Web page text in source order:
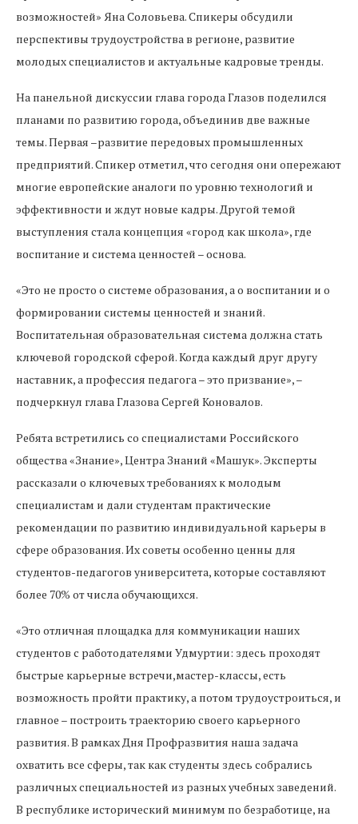
возможностей» Яна Соловьева. Спикеры обсудили
перспективы трудоустройства в регионе, развитие
молодых специалистов и актуальные кадровые тренды.
На панельной дискуссии глава города Глазов поделился
планами по развитию города, объединив две важные
темы. Первая –развитие передовых промышленных
предприятий. Спикер отметил, что сегодня они опережают
многие европейские аналоги по уровню технологий и
эффективности и ждут новые кадры. Другой темой
выступления стала концепция «город как школа», где
воспитание и система ценностей – основа.
«Это не просто о системе образования, а о воспитании и о
формировании системы ценностей и знаний.
Воспитательная образовательная система должна стать
ключевой городской сферой. Когда каждый друг другу
наставник, а профессия педагога – это призвание», –
подчеркнул глава Глазова Сергей Коновалов.
Ребята встретились со специалистами Российского
общества «Знание», Центра Знаний «Машук». Эксперты
рассказали о ключевых требованиях к молодым
специалистам и дали студентам практические
рекомендации по развитию индивидуальной карьеры в
сфере образования. Их советы особенно ценны для
студентов-педагогов университета, которые составляют
более 70% от числа обучающихся.
«Это отличная площадка для коммуникации наших
студентов с работодателями Удмуртии: здесь проходят
быстрые карьерные встречи,мастер-классы, есть
возможность пройти практику, а потом трудоустроиться, и
главное – построить траекторию своего карьерного
развития. В рамках Дня Профразвития наша задача
охватить все сферы, так как студенты здесь собрались
различных специальностей из разных учебных заведений.
В республике исторический минимум по безработице, на